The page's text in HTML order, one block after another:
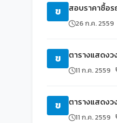
ข สอบราคาซื้อร
26 ก.ค. 2559
ข ตารางแสดงว
11 ก.ค. 2559
ข ตารางแสดงว
11 ก.ค. 2559